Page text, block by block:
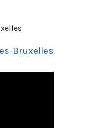
Bruxelles